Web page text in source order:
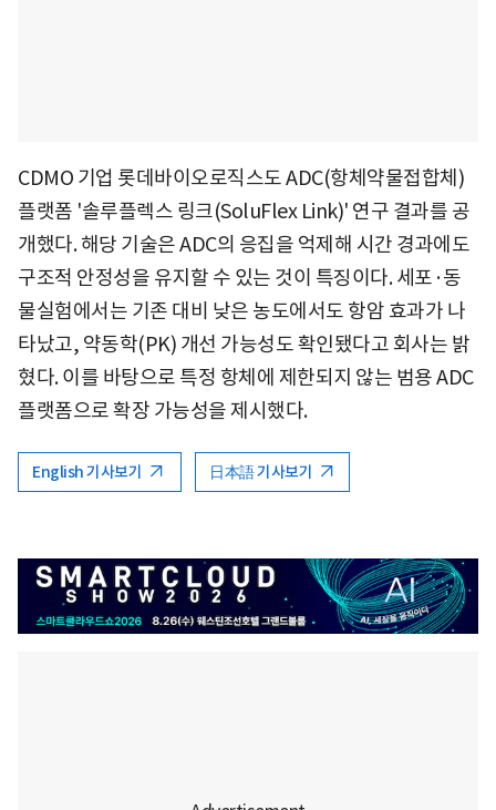
CDMO 기업 롯데바이오로직스도 ADC(항체약물접합체)
플랫폼 '솔루플렉스 링크(SoluFlex Link)' 연구 결과를 공
개했다. 해당 기술은 ADC의 응집을 억제해 시간 경과에도
구조적 안정성을 유지할 수 있는 것이 특징이다. 세포·동
물실험에서는 기존 대비 낮은 농도에서도 항암 효과가 나
타났고, 약동학(PK) 개선 가능성도 확인됐다고 회사는 밝
혔다. 이를 바탕으로 특정 항체에 제한되지 않는 범용 ADC
플랫폼으로 확장 가능성을 제시했다.
English 기사보기 日本語 기사보기